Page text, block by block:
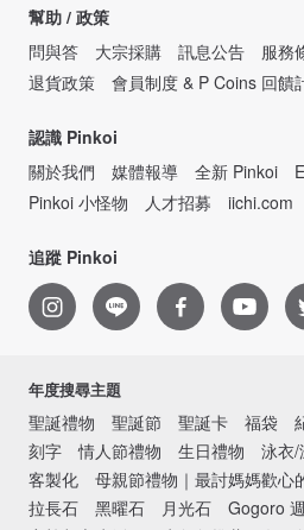
幫助 / 政策
問與答
大宗採購 訊息公告 服務
退貨政策
會員制度 & P Coins 回饋
認識 Pinkoi
關於我們
媒體報導 全新 Pinkoi
Pinkoi 小怪物
人才招募 iichi.com
追蹤 Pinkoi
年度搜尋主題
聖誕禮物 聖誕節 聖誕卡 福袋
刻字
情人節禮物 生日禮物 泳衣/
客製化
母親節禮物｜最討媽媽歡心
拉長石
黑曜石 月光石
Gogoro